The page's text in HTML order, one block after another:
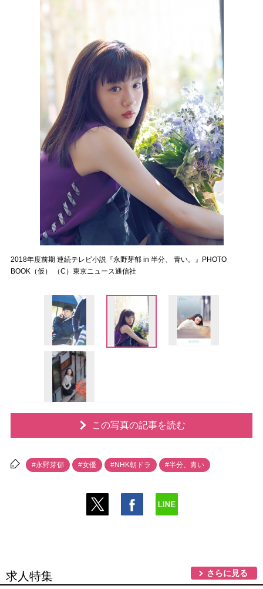
2018年度前期 連続テレビ小説『永野芽郁 in 半分、 青い。』PHOTO
BOOK（仮） （C）東京ニュース通信社
この写真の記事を読む
#永野芽郁 #女優 #NHK朝ドラ #半分、青い
求人特集 さらに見る